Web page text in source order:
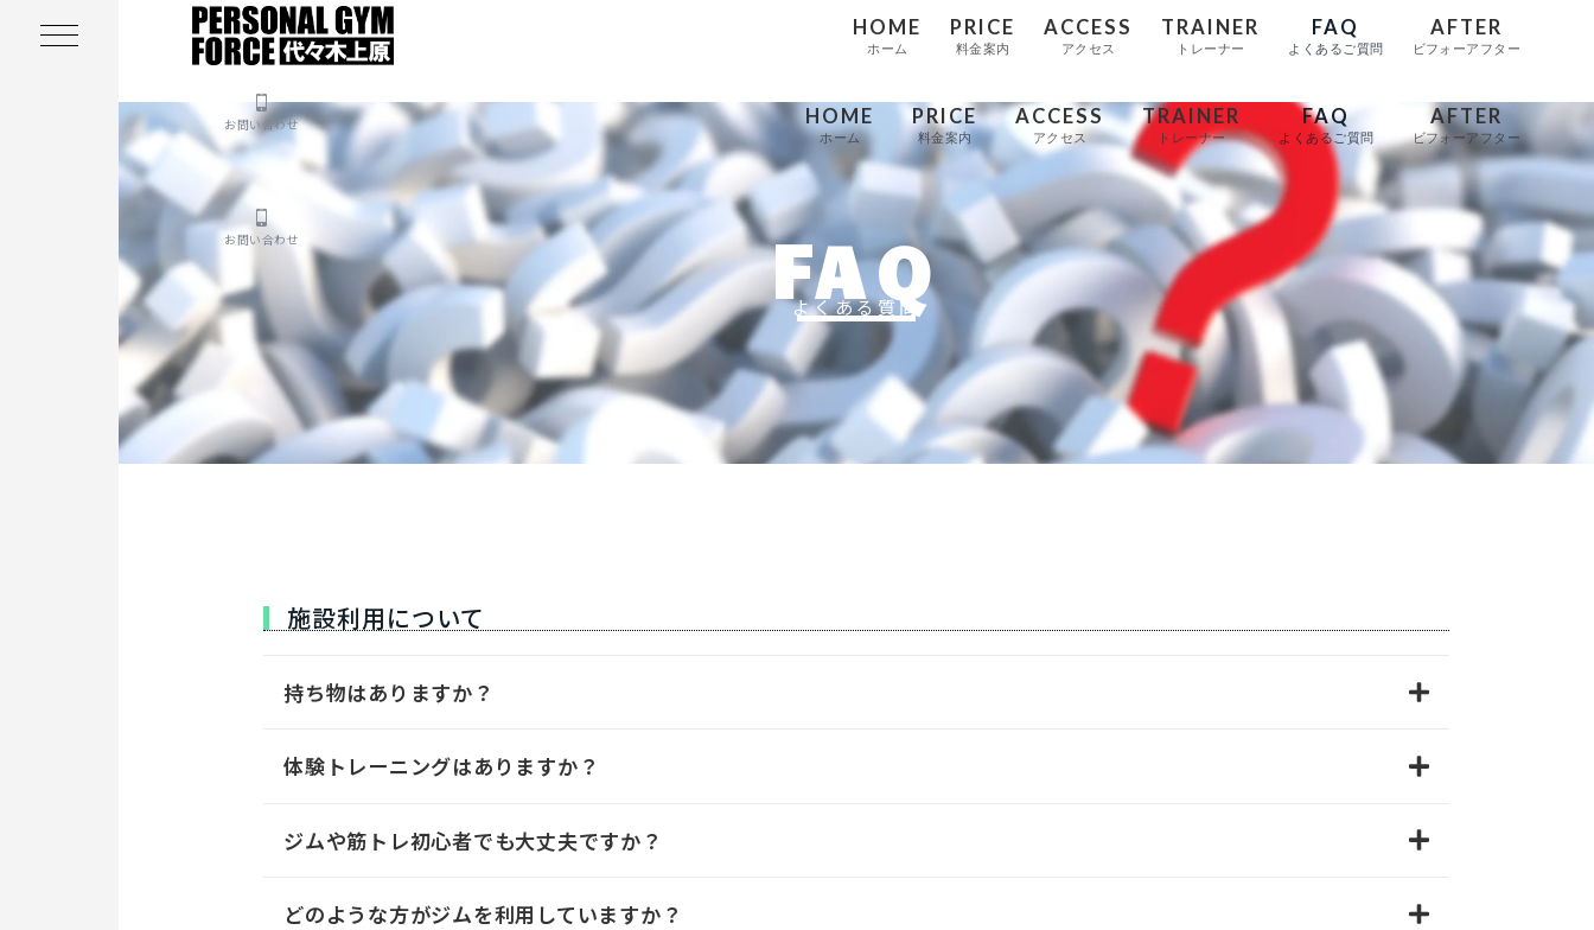
HOME
ホーム
PRICE
料金案内
ACCESS
アクセス
TRAINER
トレーナー
FAQ
よくあるご質問
AFTER
ビフォーアフター
お問い合わせ
HOME
ホーム
PRICE
料金案内
ACCESS
アクセス
TRAINER
トレーナー
FAQ
よくあるご質問
AFTER
ビフォーアフター
お問い合わせ
FAQ
よくある質問
施設利用について
持ち物はありますか？
体験トレーニングはありますか？
ジムや筋トレ初心者でも大丈夫ですか？
どのような方がジムを利用していますか？